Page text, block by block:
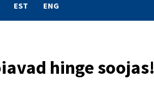
EST ENG
hinge soojas!